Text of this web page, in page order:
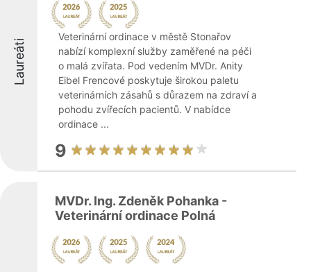
Laureáti
Veterinární ordinace v městě Stonařov
nabízí komplexní služby zaměřené na péči
o malá zvířata. Pod vedením MVDr. Anity
Eibel Frencové poskytuje širokou paletu
veterinárních zásahů s důrazem na zdraví a
pohodu zvířecích pacientů. V nabídce
ordinace ...
9
MVDr. Ing. Zdeněk Pohanka -
Veterinární ordinace Polná